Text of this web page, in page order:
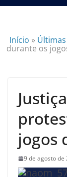
Início »
durante os
jogos
9 de agosto de